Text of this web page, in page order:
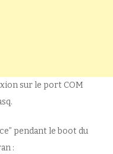
sur le port COM
pendant le boot du
: